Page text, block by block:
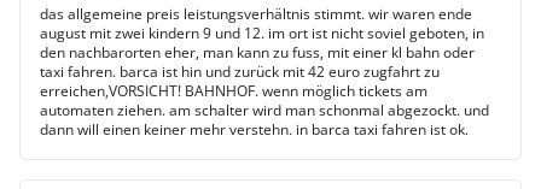
das allgemeine preis leistungsverhältnis stimmt. wir waren ende
august mit zwei kindern 9 und 12. im ort ist nicht soviel geboten, in
den nachbarorten eher, man kann zu fuss, mit einer kl bahn oder
taxi fahren. barca ist hin und zurück mit 42 euro zugfahrt zu
erreichen,VORSICHT! BAHNHOF. wenn möglich tickets am
automaten ziehen. am schalter wird man schonmal abgezockt. und
dann will einen keiner mehr verstehn. in barca taxi fahren ist ok.